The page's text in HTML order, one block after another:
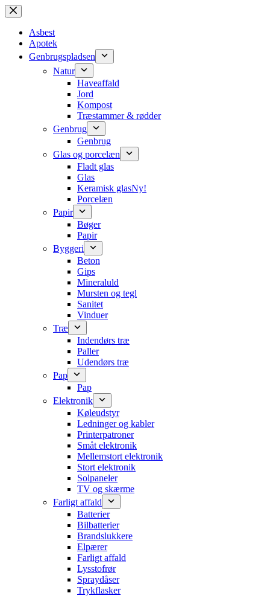
Spring
til
indholdAsbest
Apotek
Genbrugspladsen
Natur
Haveaffald
Jord
Kompost
Træstammer & rødder
Genbrug
Genbrug
Glas og porcelæn
Fladt glas
Glas
Keramisk glasNy!
Porcelæn
Papir
Bøger
Papir
Byggeri
Beton
Gips
Mineraluld
Mursten og tegl
Sanitet
Vinduer
Træ
Indendørs træ
Paller
Udendørs træ
Pap
Pap
Elektronik
Køleudstyr
Ledninger og kabler
Printerpatroner
Småt elektronik
Mellemstort elektronik
Stort elektronik
Solpaneler
TV og skærme
Farligt affald
Batterier
Bilbatterier
Brandslukkere
Elpærer
Farligt affald
Lysstofrør
Spraydåser
Trykflasker